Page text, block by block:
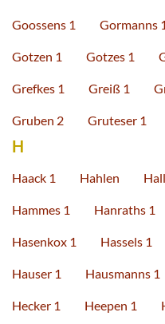
Goossens 1 Gormanns 1
Gotzen 1 Gotzes 1
Grefkes 1 Greiß 1
Gruben 2 Gruteser 1
H
Haack 1 Hahlen
Hammes 1 Hanraths 1
Hasenkox 1 Hassels 1
Hauser 1 Hausmanns 1
Hecker 1 Heepen 1